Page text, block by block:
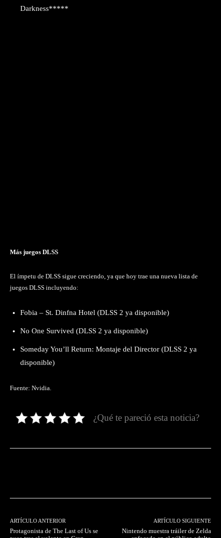
Darkness*****
Más juegos DLSS
El ímpetu de DLSS sigue creciendo, ya que hoy trae una nueva lista de
juegos DLSS incluyendo:
Fobia – St. Dinfna Hotel (DLSS 2 ya disponible)
No One Survived (DLSS 2 ya disponible)
Someday You’ll Return: Montaje del Director (DLSS 2 ya
disponible)
Fuente: Nvidia.
¿Qué te pareció esta noticia?
ARTÍCULO ANTERIOR
Protagonista de The Last of Us se
ARTÍCULO SIGUIENTE
Nintendo muestra tráiler de Zelda